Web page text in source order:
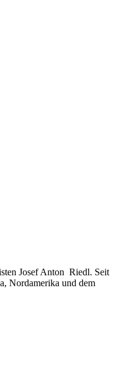
Josef Anton Riedl. Seit
Nordamerika und dem